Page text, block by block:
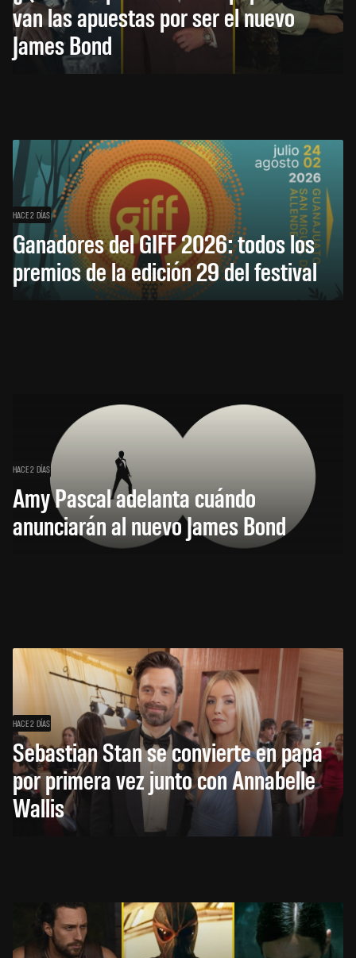
van las apuestas por ser el nuevo
James Bond
HACE 2 DÍAS
Ganadores del GIFF 2026: todos los
premios de la edición 29 del festival
HACE 2 DÍAS
Amy Pascal adelanta cuándo
anunciarán al nuevo James Bond
HACE 2 DÍAS
Sebastian Stan se convierte en papá
por primera vez junto con Annabelle
Wallis